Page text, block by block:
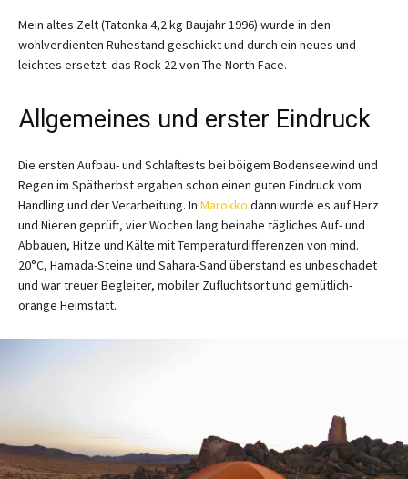
Mein altes Zelt (Tatonka 4,2 kg Baujahr 1996) wurde in den
wohlverdienten Ruhestand geschickt und durch ein neues und
leichtes ersetzt: das Rock 22 von The North Face.
Allgemeines und erster Eindruck
Die ersten Aufbau- und Schlaftests bei böigem Bodenseewind und
Regen im Spätherbst ergaben schon einen guten Eindruck vom
Handling und der Verarbeitung. In Marokko dann wurde es auf Herz
und Nieren geprüft, vier Wochen lang beinahe tägliches Auf- und
Abbauen, Hitze und Kälte mit Temperaturdifferenzen von mind.
20°C, Hamada-Steine und Sahara-Sand überstand es unbeschadet
und war treuer Begleiter, mobiler Zufluchtsort und gemütlich-
orange Heimstatt.